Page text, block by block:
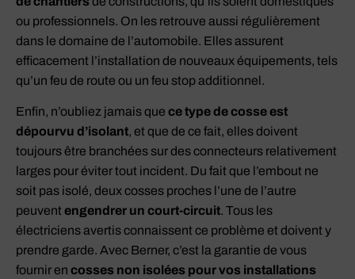
ou professionnels. On les retrouve aussi régulièrement
dans le domaine de l’automobile. Elles assurent
efficacement l’installation de nouveaux équipements, tels
qu’un feu de route ou un feu stop additionnel.
Enfin, n’oubliez jamais que ce type de cosse est
dépourvu d’isolant, et que de ce fait, elles doivent
toujours être branchées sur des connecteurs relativement
larges pour éviter tout incident. Du fait que l’embout ne
soit pas isolé, deux cosses proches l’une de l’autre
peuvent engendrer un court-circuit. Tous les
électriciens avertis connaissent ce problème et doivent y
prendre garde. Avec Berner, c’est la garantie de vous
fournir en cosses non isolées pour vos installations